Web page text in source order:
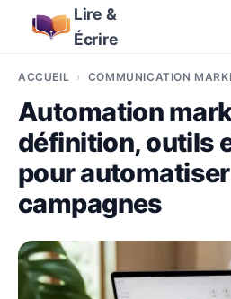
Lire &
Écrire
ACCUEIL COMMUNICATION
Automation
définition, outils
pour
campagnes